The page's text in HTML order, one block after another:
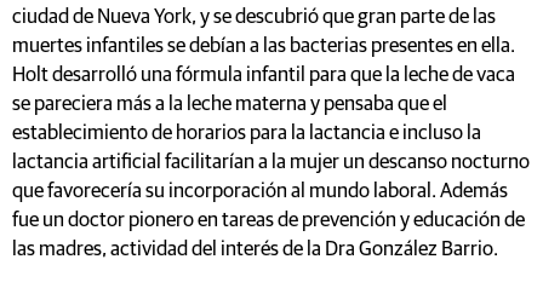
ciudad de Nueva York, y se descubrió que gran parte de las
muertes infantiles se debían a las bacterias presentes en ella.
Holt desarrolló una fórmula infantil para que la leche de vaca
se pareciera más a la leche materna y pensaba que el
establecimiento de horarios para la lactancia e incluso la
lactancia artificial facilitarían a la mujer un descanso nocturno
que favorecería su incorporación al mundo laboral. Además
fue un doctor pionero en tareas de prevención y educación de
las madres, actividad del interés de la Dra González Barrio.